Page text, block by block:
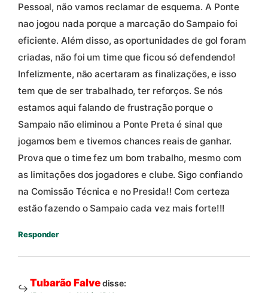
Pessoal, não vamos reclamar de esquema. A Ponte
nao jogou nada porque a marcação do Sampaio foi
eficiente. Além disso, as oportunidades de gol foram
criadas, não foi um time que ficou só defendendo!
Infelizmente, não acertaram as finalizações, e isso
tem que de ser trabalhado, ter reforços. Se nós
estamos aqui falando de frustração porque o
Sampaio não eliminou a Ponte Preta é sinal que
jogamos bem e tivemos chances reais de ganhar.
Prova que o time fez um bom trabalho, mesmo com
as limitações dos jogadores e clube. Sigo confiando
na Comissão Técnica e no Presida!! Com certeza
estão fazendo o Sampaio cada vez mais forte!!!
Responder
Tubarão Falvedisse: